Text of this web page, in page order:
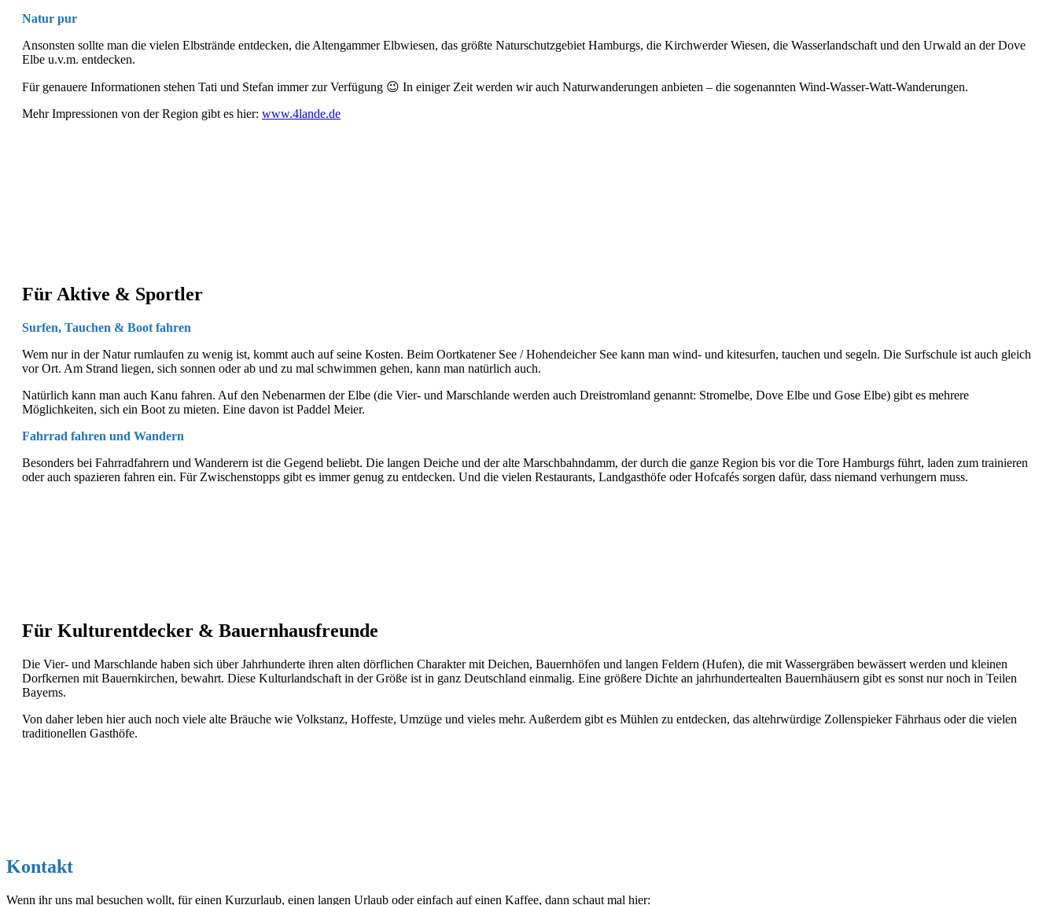
Natur pur
Ansonsten sollte man die vielen Elbstrände entdecken, die Altengammer Elbwiesen, das größte Naturschutzgebiet Hamburgs, die Kirchwerder Wiesen, die Wasserlandschaft und den Urwald an der Dove
Elbe u.v.m. entdecken.
Für genauere Informationen stehen Tati und Stefan immer zur Verfügung 😉 In einiger Zeit werden wir auch Naturwanderungen anbieten – die sogenannten Wind-Wasser-Watt-Wanderungen.
Mehr Impressionen von der Region gibt es hier: www.4lande.de
Für Aktive & Sportler
Surfen, Tauchen & Boot fahren
Wem nur in der Natur rumlaufen zu wenig ist, kommt auch auf seine Kosten. Beim Oortkatener See / Hohendeicher See kann man wind- und kitesurfen, tauchen und segeln. Die Surfschule ist auch gleich
vor Ort. Am Strand liegen, sich sonnen oder ab und zu mal schwimmen gehen, kann man natürlich auch.
Natürlich kann man auch Kanu fahren. Auf den Nebenarmen der Elbe (die Vier- und Marschlande werden auch Dreistromland genannt: Stromelbe, Dove Elbe und Gose Elbe) gibt es mehrere
Möglichkeiten, sich ein Boot zu mieten. Eine davon ist Paddel Meier.
Fahrrad fahren und Wandern
Besonders bei Fahrradfahrern und Wanderern ist die Gegend beliebt. Die langen Deiche und der alte Marschbahndamm, der durch die ganze Region bis vor die Tore Hamburgs führt, laden zum trainieren
oder auch spazieren fahren ein. Für Zwischenstopps gibt es immer genug zu entdecken. Und die vielen Restaurants, Landgasthöfe oder Hofcafés sorgen dafür, dass niemand verhungern muss.
Für Kulturentdecker & Bauernhausfreunde
Die Vier- und Marschlande haben sich über Jahrhunderte ihren alten dörflichen Charakter mit Deichen, Bauernhöfen und langen Feldern (Hufen), die mit Wassergräben bewässert werden und kleinen
Dorfkernen mit Bauernkirchen, bewahrt. Diese Kulturlandschaft in der Größe ist in ganz Deutschland einmalig. Eine größere Dichte an jahrhundertealten Bauernhäusern gibt es sonst nur noch in Teilen
Bayerns.
Von daher leben hier auch noch viele alte Bräuche wie Volkstanz, Hoffeste, Umzüge und vieles mehr. Außerdem gibt es Mühlen zu entdecken, das altehrwürdige Zollenspieker Fährhaus oder die vielen
traditionellen Gasthöfe.
Kontakt
Wenn ihr uns mal besuchen wollt, für einen Kurzurlaub, einen langen Urlaub oder einfach auf einen Kaffee, dann schaut mal hier: